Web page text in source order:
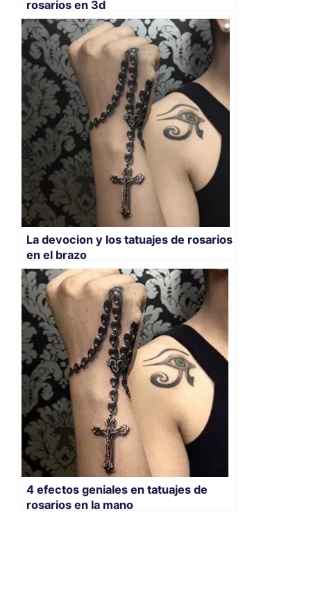
rosarios en 3d
La devocion y los tatuajes de rosarios
en el brazo
4 efectos geniales en tatuajes de
rosarios en la mano